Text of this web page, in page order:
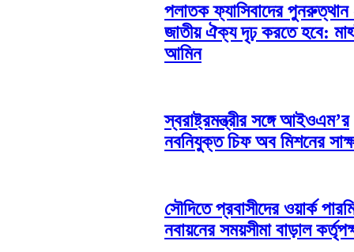
পলাতক ফ্যাসিবাদের পুনরুত্থান
জাতীয় ঐক্য দৃঢ় করতে হবে:
আমিন
স্বরাষ্ট্রমন্ত্রীর সঙ্গে আইওএম’র
নবনিযুক্ত চিফ অব মিশনের
সৌদিতে প্রবাসীদের ওয়ার্ক
নবায়নের সময়সীমা বাড়াল